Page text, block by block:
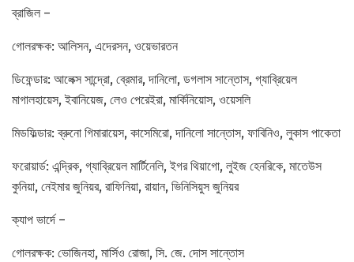
ব্রাজিল –
গোলরক্ষক: আলিসন, এদেরসন, ওয়েভারতন
ডিফেন্ডার: আলেক্স সান্দ্রো, ব্রেমার, দানিলো, ডগলাস সান্তোস, গ্যাব্রিয়েল
মাগালহায়েস, ইবানিয়েজ, লেও পেরেইরা, মার্কিনিয়োস, ওয়েসলি
মিডফিল্ডার: ব্রুনো গিমারায়েস, কাসেমিরো, দানিলো সান্তোস, ফাবিনিও, লুকাস পাকেতা
ফরোয়ার্ড: এন্দ্রিক, গ্যাব্রিয়েল মার্টিনেলি, ইগর থিয়াগো, লুইজ হেনরিকে, মাতেউস
কুনিয়া, নেইমার জুনিয়র, রাফিনিয়া, রায়ান, ভিনিসিয়ুস জুনিয়র
ক্যাপ ভার্দে –
গোলরক্ষক: ভোজিনহা, মার্সিও রোজা, সি. জে. দোস সান্তোস